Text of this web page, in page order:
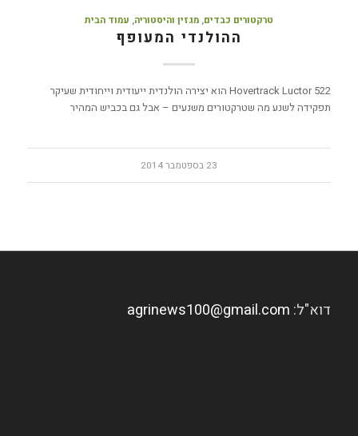
טרקטורים כבדים, מגזין והיסטוריה, עמוד הבית
ההולנדי המעופף
Hovertrack Luctor 522 הוא יצירה הולנדית ייעודית וייחודית שעיקר
תפקידה לשנע מה שטרקטורים משנעים – אבל גם בכביש המהיר
23 בספטמבר 2014
דוא"ל: agrinews100@gmail.com